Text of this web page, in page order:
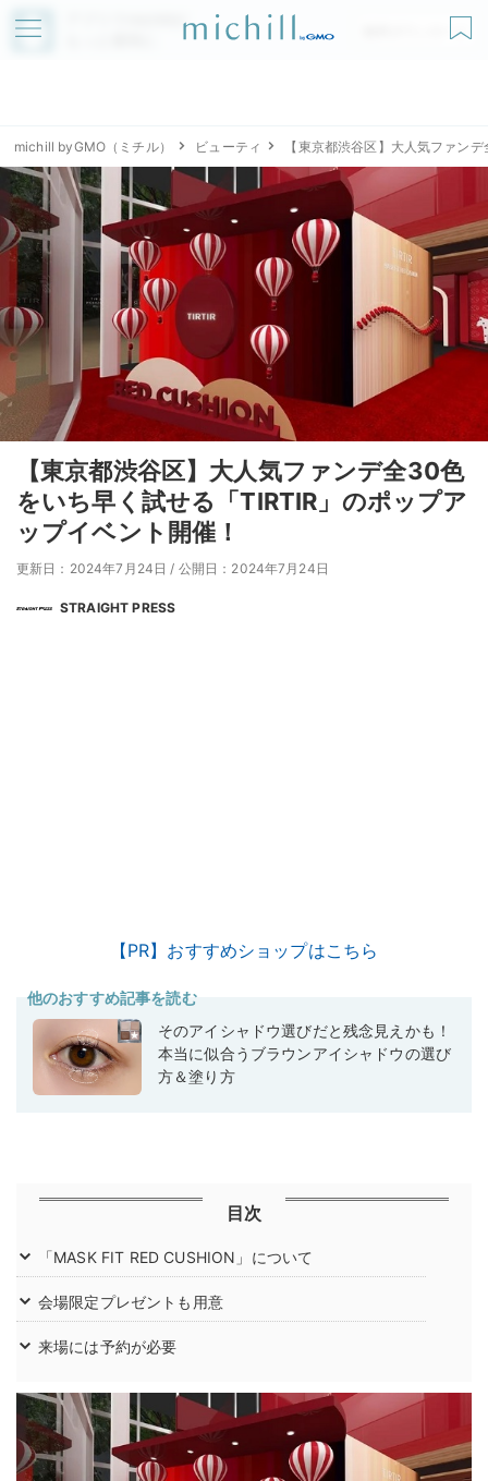
アプリでmichillが
無料ダウンロード
michill byGMO（ミチル） ビューティ 【東京都渋谷区】大人気ファン
【東京都渋谷区】大人気ファンデ全30色
をいち早く試せる「TIRTIR」のポップア
ップイベント開催！
更新日：2024年7月24日 / 公開日：2024年7月24日
STRAIGHT PRESS
【PR】おすすめショップはこちら
他のおすすめ記事を読む
そのアイシャドウ選びだと残念見えかも！
本当に似合うブラウンアイシャドウの選び
方＆塗り方
目次
「MASK FIT RED CUSHION」について
会場限定プレゼントも用意
来場には予約が必要